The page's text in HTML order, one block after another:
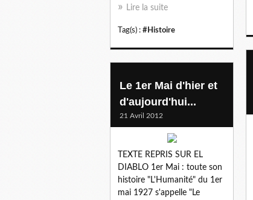
Lire la suite
Tag(s) : #Histoire
Le 1er Mai d'hier et
d'aujourd'hui...
21 Avril 2012
TEXTE REPRIS SUR EL
DIABLO 1er Mai : toute son
histoire "L'Humanité" du 1er
mai 1927 s'appelle "Le